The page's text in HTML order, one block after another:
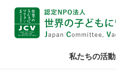
私たちの活動